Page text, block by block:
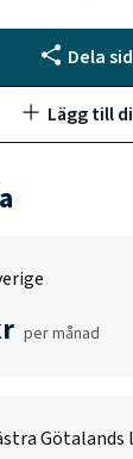
Dela
Lägg till
per månad
Götalands